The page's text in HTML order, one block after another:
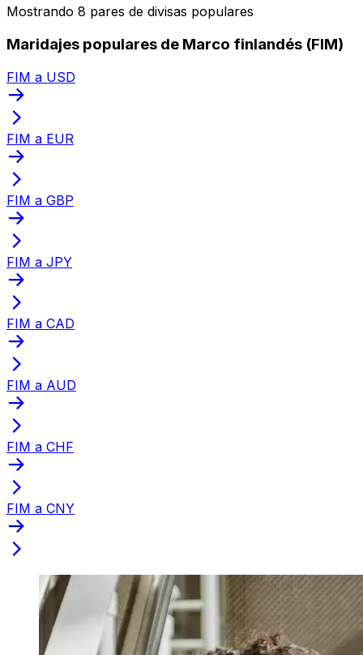
Mostrando 8 pares de divisas populares
Maridajes populares de Marco finlandés (FIM)
FIM a USD
FIM a EUR
FIM a GBP
FIM a JPY
FIM a CAD
FIM a AUD
FIM a CHF
FIM a CNY